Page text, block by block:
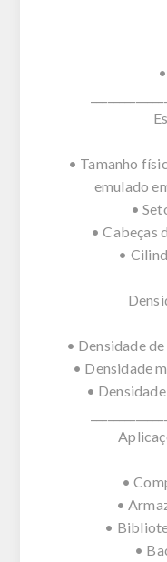
• Tamanho
emulado
•
• Cabeças
•
• Densidade
• Densidade
•
•
•
•
•